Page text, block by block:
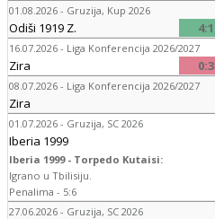
01.08.2026 - Gruzija, Kup 2026
Odiši 1919 Z. 4:1
16.07.2026 - Liga Konferencija 2026/2027
Zira 0:3
08.07.2026 - Liga Konferencija 2026/2027
Zira
01.07.2026 - Gruzija, SC 2026
Iberia 1999
Iberia 1999 - Torpedo Kutaisi:
Igrano u Tbilisiju.
Penalima - 5:6
27.06.2026 - Gruzija, SC 2026